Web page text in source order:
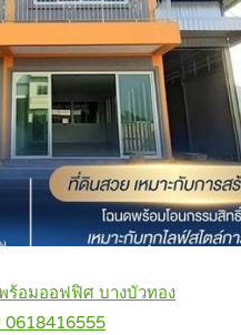
ร้อมออฟฟิศ บางบัวทอง